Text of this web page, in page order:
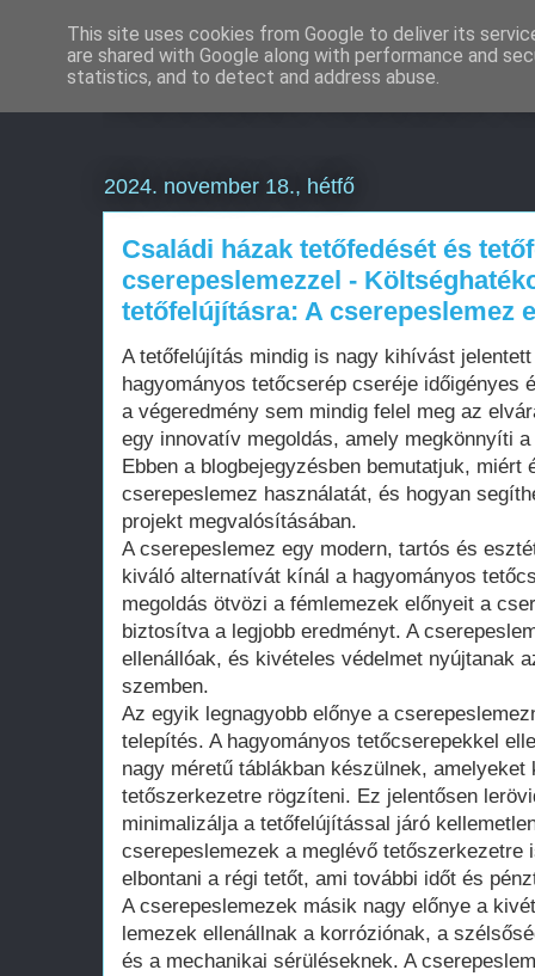
Weboldal készítés
2024. november 18., hétfő
Családi házak tetőfedését és
cserepeslemezzel -
tetőfelújításra: A cserepeslemez
A tetőfelújítás mindig is nagy kihívást
hagyományos tetőcserép cseréje időigényes
a végeredmény sem mindig felel meg az
egy innovatív megoldás, amely megkönnyíti
Ebben a blogbejegyzésben bemutatjuk, miért
cserepeslemez használatát, és hogyan
projekt megvalósításában.
A cserepeslemez egy modern, tartós és
kiváló alternatívát kínál a hagyományos
megoldás ötvözi a fémlemezek előnyeit a
biztosítva a legjobb eredményt. A
ellenállóak, és kivételes védelmet nyújtanak
szemben.
Az egyik legnagyobb előnye a
telepítés. A hagyományos tetőcserepekkel
nagy méretű táblákban készülnek, amelyeket
tetőszerkezetre rögzíteni. Ez jelentősen
minimalizálja a tetőfelújítással járó
cserepeslemezek a meglévő
elbontani a régi tetőt, ami további időt és
A cserepeslemezek másik nagy előnye a
lemezek ellenállnak a korróziónak, a
és a mechanikai sérüléseknek. A
This site uses cookies from Google to deliver its
are shared with Google along with performance and
statistics, and to detect and address abuse.